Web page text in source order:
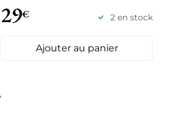
29€ 2 en stock
Ajouter au panier